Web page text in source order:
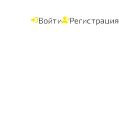
Войти Регистрация